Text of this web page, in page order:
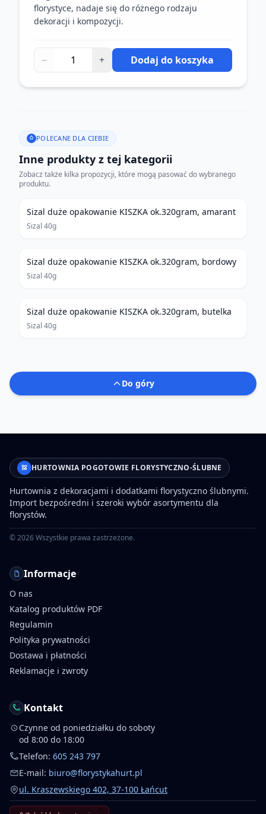
florystyce, nadaje się do różnego rodzaju
dekoracji i kompozycji.
− + Dodaj do koszyka
POLECANE DLA CIEBIE
Inne produkty z tej kategorii
Zobacz także kilka propozycji, które mogą pasować do wybranego
produktu.
Sizal duże opakowanie KISZKA ok.320gram, amarant
Sizal 40g
Sizal duże opakowanie KISZKA ok.320gram, bordowy
Sizal 40g
Sizal duże opakowanie KISZKA ok.320gram, butelka
Sizal 40g
Do góry
HURTOWNIA POGOTOWIE FLORYSTYCZNO-ŚLUBNE
Hurtownia z dekoracjami i dodatkami florystyczno ślubnymi.
Import bezpośredni i szeroki wybór asortymentu dla
florystów.
©2026Wszystkie prawa zastrzeżone.
Informacje
O nas
Katalog produktów PDF
Regulamin
Polityka prywatności
Dostawa i płatności
Reklamacje i zwroty
Kontakt
Czynne od poniedziałku do soboty
od 8:00 do 18:00
Telefon: 605 243 797
E-mail: biuro@florystykahurt.pl
ul. Kraszewskiego 402, 37-100 Łańcut